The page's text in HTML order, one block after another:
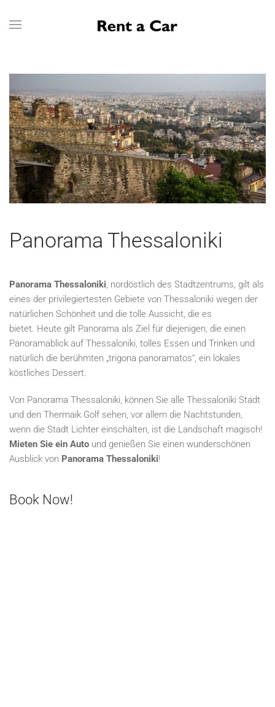
Skip to main content
Panorama Thessaloniki
Panorama Thessaloniki, nordöstlich des Stadtzentrums, gilt als
eines der privilegiertesten Gebiete von Thessaloniki wegen der
natürlichen Schönheit und die tolle Aussicht, die es
bietet. Heute gilt Panorama als Ziel für diejenigen, die einen
Panoramablick auf Thessaloniki, tolles Essen und Trinken und
natürlich die berühmten „trigona panoramatos“, ein lokales
köstliches Dessert.
Von Panorama Thessaloniki, können Sie alle Thessaloniki Stadt
und den Thermaik Golf sehen, vor allem die Nachtstunden,
wenn die Stadt Lichter einschalten, ist die Landschaft magisch!
Mieten Sie ein Auto und genießen Sie einen wunderschönen
Ausblick von Panorama Thessaloniki!
Book Now!